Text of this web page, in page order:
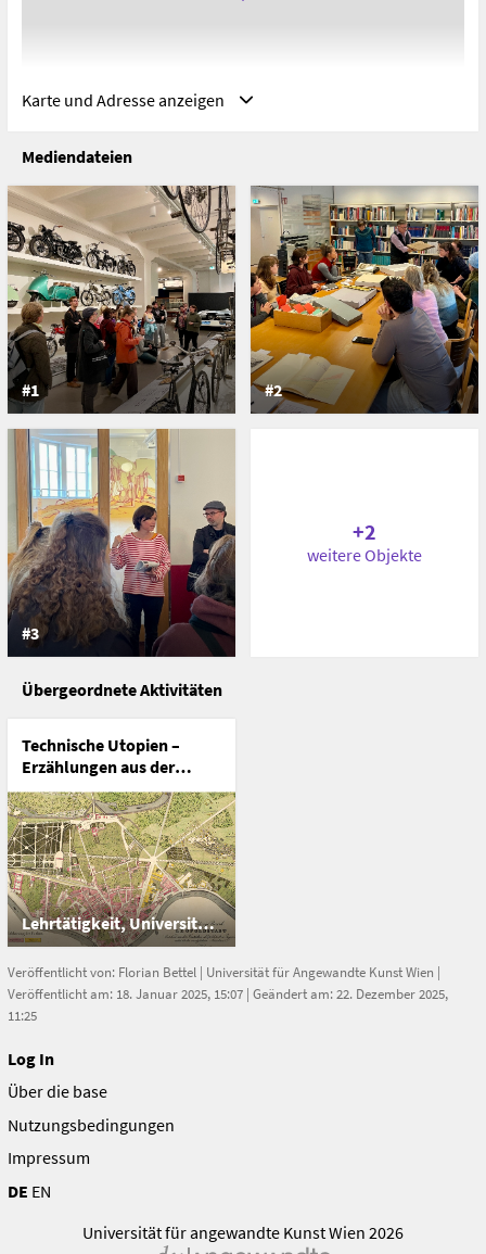
Adresse
Technisches Museum, Wien, Österreich
Linzer Straße 5
1140 Wien
Österreich
Karte und Adresse anzeigen
Mediendateien
#1 #2
#3
+2
weitere Objekte
Übergeordnete Aktivitäten
Technische Utopien –
Erzählungen aus der
Geschichte des
Fortschritts
Lehrtätigkeit, Universität für Angewandte Kunst Wien
Veröffentlicht von: Florian Bettel| Universität für Angewandte Kunst Wien |
Veröffentlicht am: 18. Januar 2025, 15:07 | Geändert am: 22. Dezember 2025,
11:25
Log In
Über die base
Nutzungsbedingungen
Impressum
DE EN
Universität für angewandte Kunst Wien 2026